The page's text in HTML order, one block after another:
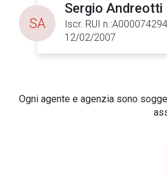
Sergio Andreotti
Iscr. RUI
12/02/2007
SA
Ogni agente e agenzia sono